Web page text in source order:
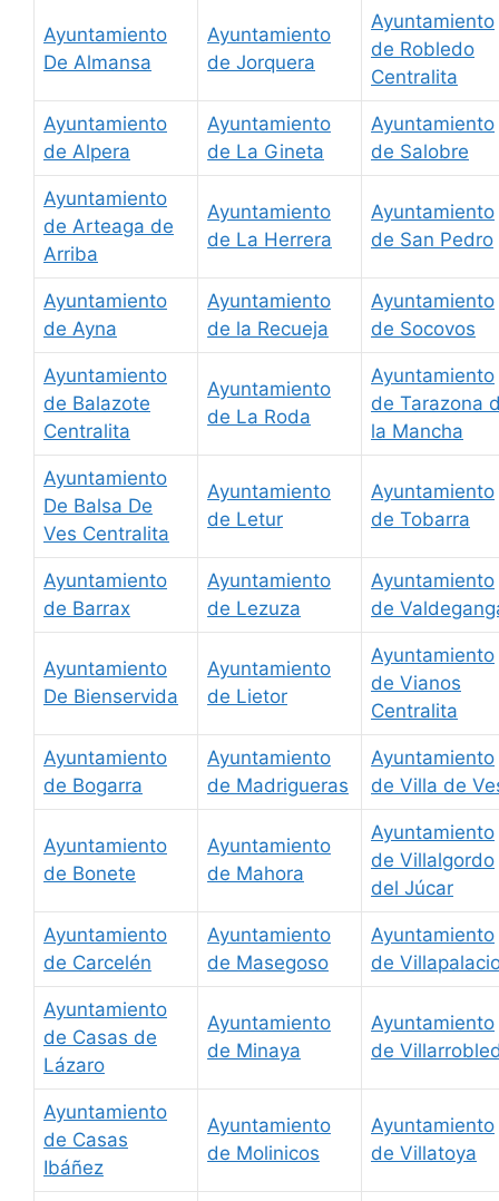
Ayuntamiento
De Almansa
Ayuntamiento
de Jorquera
Ayuntamiento
de Robledo
Centralita
Ayuntamiento
de Alpera
Ayuntamiento
de La Gineta
Ayuntamiento
de Salobre
Ayuntamiento
de Arteaga de
Arriba
Ayuntamiento
de La Herrera
Ayuntamiento
de San Pedro
Ayuntamiento
de Ayna
Ayuntamiento
de la Recueja
Ayuntamiento
de Socovos
Ayuntamiento
de Balazote
Centralita
Ayuntamiento
de La Roda
Ayuntamiento
de Tarazona
la Mancha
Ayuntamiento
De Balsa De
Ves Centralita
Ayuntamiento
de Letur
Ayuntamiento
de Tobarra
Ayuntamiento
de Barrax
Ayuntamiento
de Lezuza
Ayuntamiento
de
Ayuntamiento
De Bienservida
Ayuntamiento
de Lietor
Ayuntamiento
de Vianos
Centralita
Ayuntamiento
de Bogarra
Ayuntamiento
de Madrigueras
Ayuntamiento
de Villa de
Ayuntamiento
de Bonete
Ayuntamiento
de Mahora
Ayuntamiento
de Villalgordo
del Júcar
Ayuntamiento
de Carcelén
Ayuntamiento
de Masegoso
Ayuntamiento
de
Ayuntamiento
de Casas de
Lázaro
Ayuntamiento
de Minaya
Ayuntamiento
de
Ayuntamiento
de Casas
Ibáñez
Ayuntamiento
de Molinicos
Ayuntamiento
de Villatoya